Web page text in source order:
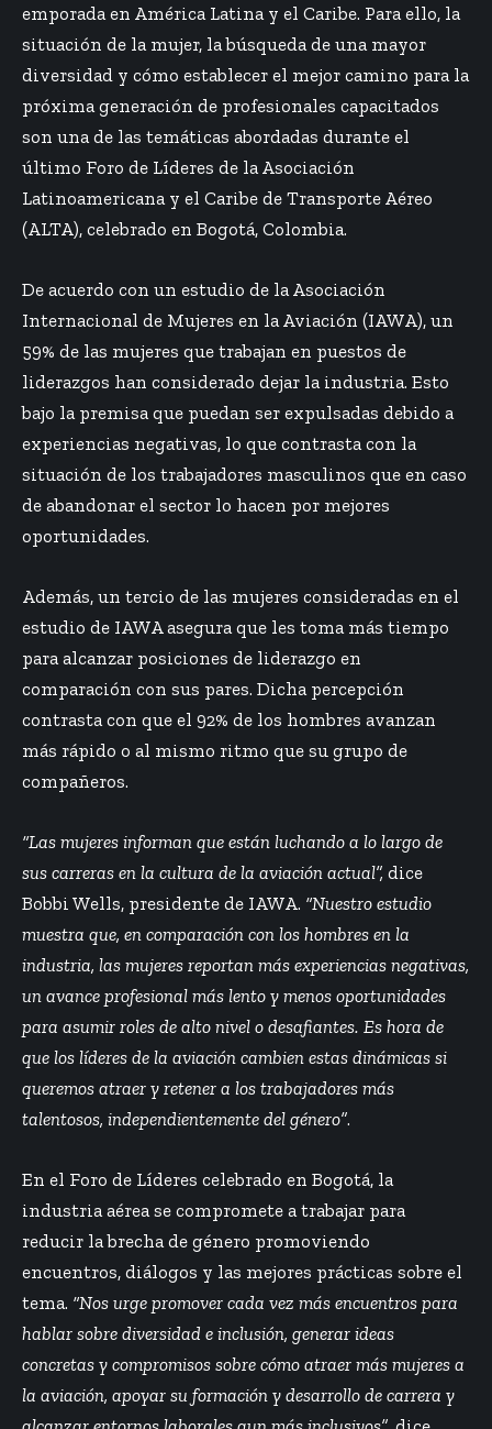
emporada en América Latina y el Caribe. Para ello, la
situación de la mujer, la búsqueda de una mayor
diversidad y cómo establecer el mejor camino para la
próxima generación de profesionales capacitados
son una de las temáticas abordadas durante el
último Foro de Líderes de la Asociación
Latinoamericana y el Caribe de Transporte Aéreo
(ALTA), celebrado en Bogotá, Colombia.
De acuerdo con un estudio de la Asociación
Internacional de Mujeres en la Aviación (IAWA), un
59% de las mujeres que trabajan en puestos de
liderazgos han considerado dejar la industria. Esto
bajo la premisa que puedan ser expulsadas debido a
experiencias negativas, lo que contrasta con la
situación de los trabajadores masculinos que en caso
de abandonar el sector lo hacen por mejores
oportunidades.
Además, un tercio de las mujeres consideradas en el
estudio de IAWA asegura que les toma más tiempo
para alcanzar posiciones de liderazgo en
comparación con sus pares. Dicha percepción
contrasta con que el 92% de los hombres avanzan
más rápido o al mismo ritmo que su grupo de
compañeros.
“Las mujeres informan que están luchando a lo largo de
sus carreras en la cultura de la aviación actual”, dice
Bobbi Wells, presidente de IAWA. “Nuestro estudio
muestra que, en comparación con los hombres en la
industria, las mujeres reportan más experiencias negativas,
un avance profesional más lento y menos oportunidades
para asumir roles de alto nivel o desafiantes. Es hora de
que los líderes de la aviación cambien estas dinámicas si
queremos atraer y retener a los trabajadores más
talentosos, independientemente del género”.
En el Foro de Líderes celebrado en Bogotá, la
industria aérea se compromete a trabajar para
reducir la brecha de género promoviendo
encuentros, diálogos y las mejores prácticas sobre el
tema. “Nos urge promover cada vez más encuentros para
hablar sobre diversidad e inclusión, generar ideas
concretas y compromisos sobre cómo atraer más mujeres a
la aviación, apoyar su formación y desarrollo de carrera y